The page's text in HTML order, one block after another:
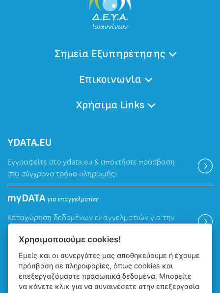
Σημεία Εξυπηρέτησης
Επικοινωνία
Χρήσιμα Links
ΥDATA.EU
Εγγραφείτε στο ydata.eu & αποκτήστε πρόσβαση
στο σύγχρονο τρόπο πληρωμής!
myDATAγια επαγγελματίες
Καταχώρηση δεδομένων επαγγελματιών για την
Βρείτε μας
Χρησιμοποιούμε cookies!
Εμείς και οι συνεργάτες μας αποθηκεύουμε ή έχουμε
πρόσβαση σε πληροφορίες, όπως cookies και
επεξεργαζόμαστε προσωπικά δεδομένα. Μπορείτε
να κάνετε κλικ για να συναινέσετε στην επεξεργασία